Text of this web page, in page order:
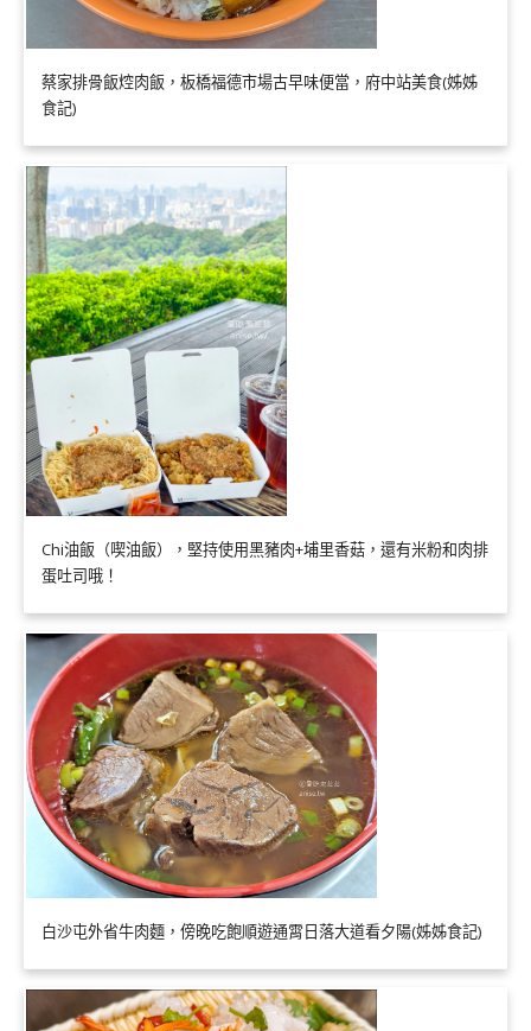
蔡家排骨飯焢肉飯，板橋福德市場古早味便當，府中站美食(姊姊
食記)
Chi油飯（喫油飯），堅持使用黑豬肉+埔里香菇，還有米粉和肉排
蛋吐司哦！
白沙屯外省牛肉麵，傍晚吃飽順遊通霄日落大道看夕陽(姊姊食記)